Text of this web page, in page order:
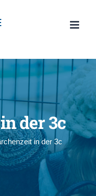
der 3c
in der 3c